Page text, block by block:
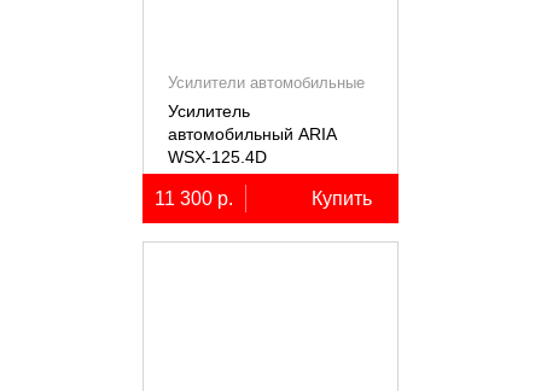
Усилители автомобильные
Усилитель
автомобильный ARIA
WSX-125.4D
четырёхканальный,
4х125Вт (4Ом)
11 300 р. Купить